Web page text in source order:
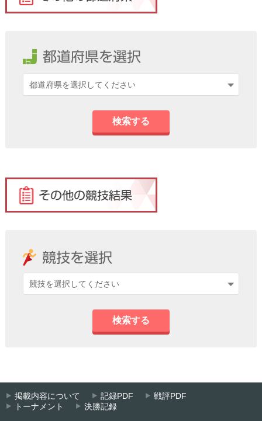
検索する
検索する
掲載内容について 記録PDF
戦評PDF
トーナメント
決勝記録